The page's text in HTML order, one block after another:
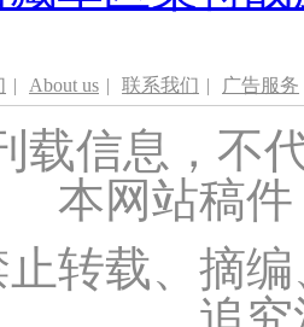
| About us | 联系我们 | 广告服务
载信息，不
本网站稿
转载、摘